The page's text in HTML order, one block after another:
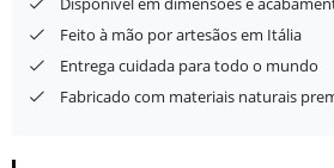
Feito à mão por artesãos em Itália
Entrega cuidada para todo o mundo
Fabricado com materiais naturais